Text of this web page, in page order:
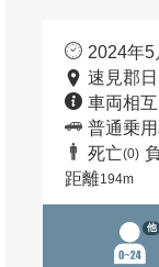
2024年
速見郡
車両相
普通乗
死亡(0)
距離194m
他